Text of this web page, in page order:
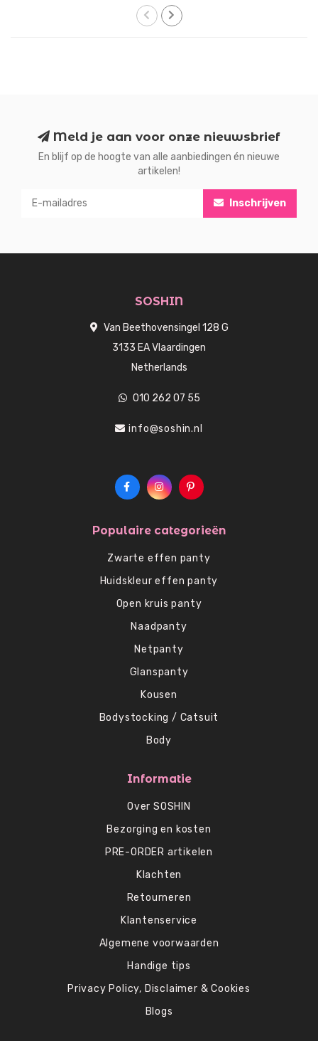
Meld je aan voor onze nieuwsbrief
En blijf op de hoogte van alle aanbiedingen én nieuwe
artikelen!
Inschrijven
SOSHIN
Van Beethovensingel 128 G
3133 EA Vlaardingen
Netherlands
010 262 07 55
info@soshin.nl
Populaire categorieën
Zwarte effen panty
Huidskleur effen panty
Open kruis panty
Naadpanty
Netpanty
Glanspanty
Kousen
Bodystocking / Catsuit
Body
Informatie
Over SOSHIN
Bezorging en kosten
PRE-ORDER artikelen
Klachten
Retourneren
Klantenservice
Algemene voorwaarden
Handige tips
Privacy Policy, Disclaimer & Cookies
Blogs